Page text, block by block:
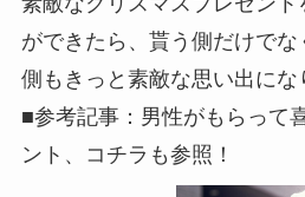
ができたら、貰う側だけで
側もきっと素敵な思い出にな
■参考記事：男性がもらって
ント、コチラも参照！